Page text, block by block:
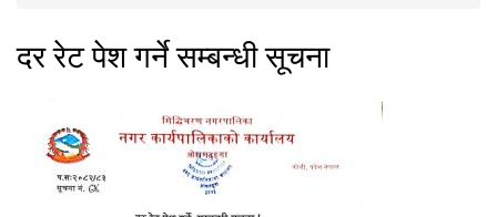
दर रेट पेश गर्ने सम्बन्धी सूचना